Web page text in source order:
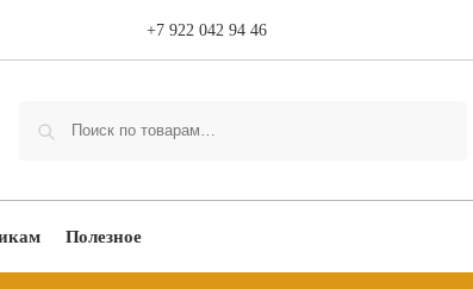
+7 922 042 94 46
Полезное